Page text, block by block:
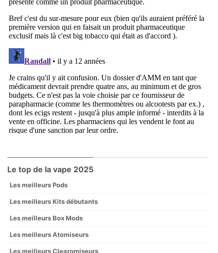
Le top de la vape 2025
Les meilleurs Pods
Les meilleurs Kits débutants
Les meilleurs Box Mods
Les meilleurs Atomiseurs
Les meilleurs Clearomiseurs